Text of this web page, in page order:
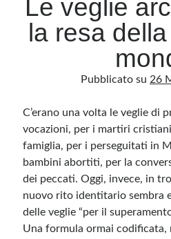
Categorie
Categorie
Questo blog non rappresenta una testata
senza alcuna periodicità. Non può pertanto
sensi della legge n· 62 del 7.03.2001. L’autore
pubblicato dai lettori nei commenti ai vari post.
ritenuti offensivi o lesivi dell’immagine o
Le veglie
la resa
Pubblicato su 26
C’erano una volta le veglie di
vocazioni, per i martiri
famiglia, per i perseguitati in
bambini abortiti, per la
dei peccati. Oggi, invece, in
nuovo rito identitario sembra
delle veglie “per il
Una formula ormai codificata,